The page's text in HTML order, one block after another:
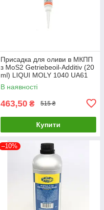
Присадка для оливи в МКПП
з MoS2 Getriebeoil-Additiv (20
ml) LIQUI MOLY 1040 UA61
В наявності
463,50 ₴ 515 ₴
Купити
–10%